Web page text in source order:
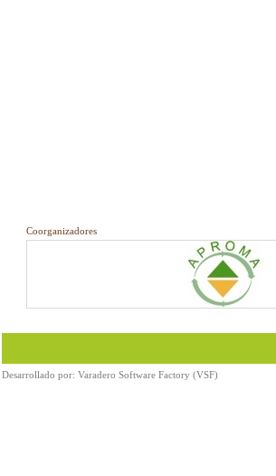
Coorganizadores
Desarrollado por: Varadero Software Factory (VSF)